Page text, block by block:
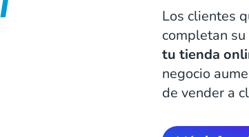
Los clientes
completan
tu tienda
negocio
de vender a